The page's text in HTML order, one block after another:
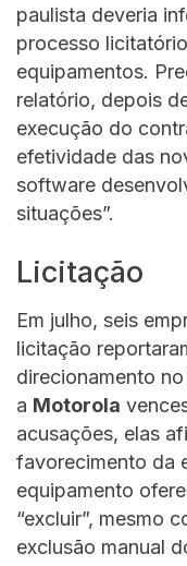
paulista deveria
processo
equipamentos.
relatório, depois
execução do
efetividade das
software
situações”.
Licitação
Em julho, seis
licitação
direcionamento
a Motorola
acusações, elas
favorecimento da
equipamento
“excluir”, mesmo
exclusão manual